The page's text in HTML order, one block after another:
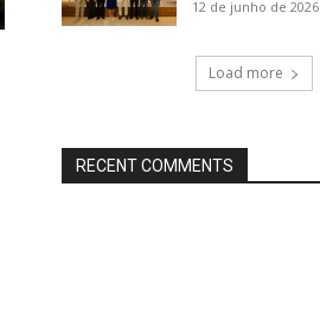
12 de junho de 2026
Load more
RECENT COMMENTS